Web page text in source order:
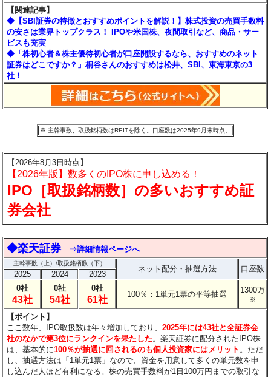
【関連記事】
◆【SBI証券の特徴とおすすめポイントを解説！】株式投資の売買手数料
の安さは業界トップクラス！ IPOや米国株、夜間取引など、商品・サー
ビスも充実
◆「株初心者＆株主優待初心者が口座開設するなら、おすすめのネット
証券はどこですか？」桐谷さんのおすすめは松井、SBI、東海東京の3
社！
※ 主幹事数、取扱銘柄数はREITを除く。口座数は2025年9月末時点。
【2026年8月3日時点】
【2026年版】数多くのIPO株に申し込める！
IPO［取扱銘柄数］の多いおすすめ証
券会社
◆楽天証券 ⇒詳細情報ページへ
主幹事数（上）/取扱銘柄数（下）
ネット配分・抽選方法 口座数
2025 2024
2023
0社
43社
0社
54社
0社
61社
100％：1単元1票の平等抽選 1300万
※
【ポイント】
ここ数年、IPO取扱数は年々増加しており、2025年には43社と全証券会
社のなかで第3位にランクインを果たした。楽天証券に配分されたIPO株
は、基本的に100％が抽選に回されるのも個人投資家にはメリット 。ただ
し、抽選方法は「1単元1票」なので、資金を用意して多くの単元数を申
し込んだ人ほど有利になる。株の売買手数料が1日100万円までの取引な